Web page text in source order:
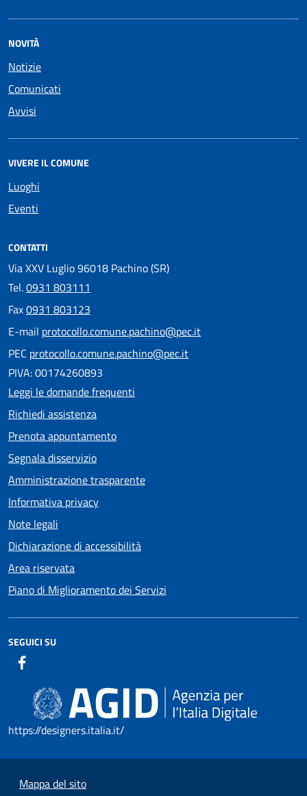
NOVITÀ
Notizie
Comunicati
Avvisi
VIVERE IL COMUNE
Luoghi
Eventi
CONTATTI
Via XXV Luglio 96018 Pachino (SR)
Tel.0931 803111
Fax0931 803123
E-mail protocollo.comune.pachino@pec.it
PEC protocollo.comune.pachino@pec.it
PIVA: 00174260893
Leggi le domande frequenti
Richiedi assistenza
Prenota appuntamento
Segnala disservizio
Amministrazione trasparente
Informativa privacy
Note legali
Dichiarazione di accessibilità
Area riservata
Piano di Miglioramento dei Servizi
SEGUICI SU
https://designers.italia.it/
Mappa del sito